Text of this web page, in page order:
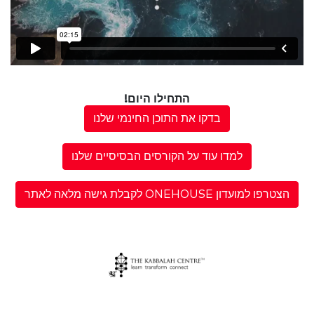
התחילו היום!
בדקו את התוכן החינמי שלנו
למדו עוד על הקורסים הבסיסיים שלנו
הצטרפו למועדון ONEHOUSE לקבלת גישה מלאה לאתר